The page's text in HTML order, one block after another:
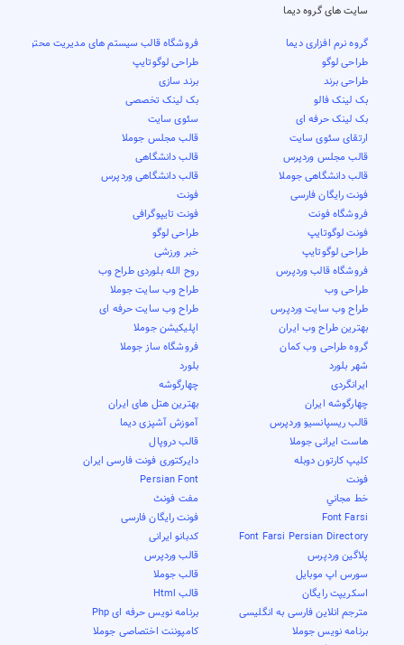
سایت های گروه دیما
گروه نرم افزاری دیما
فروشگاه قالب سیستم های مدیریت محتوا
طراحی لوگو
طراحی لوگوتایپ
طراحی برند
برند سازی
بک لینک فالو
بک لینک تخصصی
بک لینک حرفه ای
سئوی سایت
ارتقای سئوی سایت
قالب مجلس جوملا
قالب مجلس وردپرس
قالب دانشگاهی
قالب دانشگاهی جوملا
قالب دانشگاهی وردپرس
فونت رایگان فارسی
فونت
فروشگاه فونت
فونت تایپوگرافی
فونت لوگوتایپ
طراحی لوگو
طراحی لوگوتایپ
خبر ورزشی
فروشگاه قالب وردپرس
روح الله بلوردی طراح وب
طراحی وب
طراح وب سایت جوملا
طراح وب سایت وردپرس
طراح وب سایت حرفه ای
بهترین طراح وب ایران
اپلیکیشن جوملا
گروه طراحی وب کمان
فروشگاه ساز جوملا
شهر بلورد
بلورد
ایرانگردی
چهارگوشه
چهارگوشه ایران
بهترین هتل های ایران
قالب ریسپانسیو وردپرس
آموزش آشپزی دیما
هاست ایرانی جوملا
قالب دروپال
کلیپ کارتون دوبله
دایرکتوری فونت فارسی ایران
فونت
Persian Font
خط مجاني
مفت فونٹ
Font Farsi
فونت رایگان فارسی
Font Farsi Persian Directory
کدبانو ایرانی
پلاگین وردپرس
قالب وردپرس
سورس اپ موبایل
قالب جوملا
اسکریپت رایگان
قالب Html
مترجم انلاین فارسی به انگلیسی
برنامه نویس حرفه ای Php
برنامه نویس جوملا
کامپوننت اختصاصی جوملا